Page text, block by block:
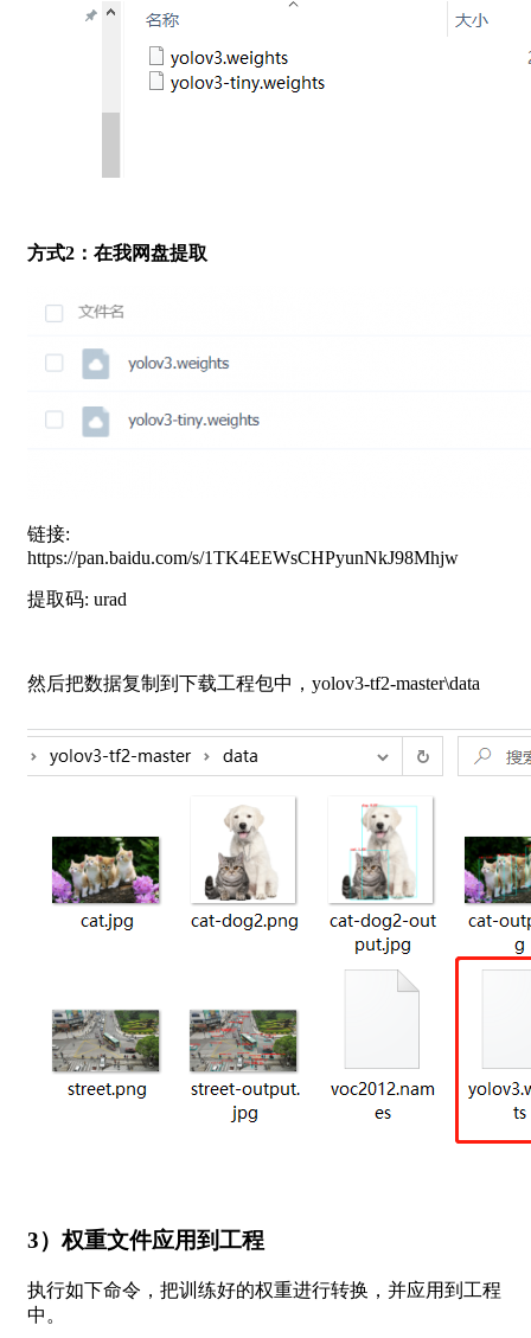
方式2：在我网盘提取
链接:
https://pan.baidu.com/s/1TK4EEWsCHPyunNkJ98Mhjw
提取码: urad
然后把数据复制到下载工程包中，yolov3-tf2-master\data
3）权重文件应用到工程
执行如下命令，把训练好的权重进行转换，并应用到工程
中。